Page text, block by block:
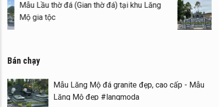
Mẫu Lầu thờ đá (Gian thờ đá) tại khu Lăng
Mộ gia tộc
Bán chạy
Mẫu Lăng Mộ đá granite đẹp, cao cấp - Mẫu
Lăng Mộ đẹp #langmoda